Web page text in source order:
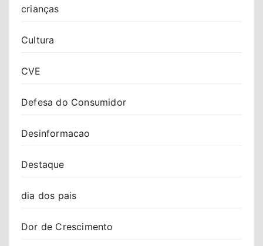
crianças
Cultura
CVE
Defesa do Consumidor
Desinformacao
Destaque
dia dos pais
Dor de Crescimento